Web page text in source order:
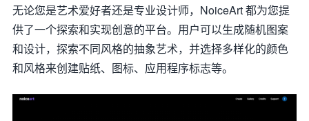
无论您是艺术爱好者还是专业设计师，NoiceArt 都为您提
供了一个探索和实现创意的平台。用户可以生成随机图案
和设计，探索不同风格的抽象艺术，并选择多样化的颜色
和风格来创建贴纸、图标、应用程序标志等。